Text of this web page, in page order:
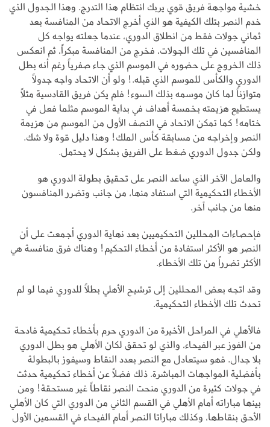
خشية مواجهة فريق قوي يربك انتظام هذا التدرج. وهذا الجدول الذي
خدم النصر بتلك الكيفية هو الذي أخرج الاتحاد من المنافسة بعد
ثماني جولات فقط من انطلاق الدوري، عندما جعلته يواجه كل
المنافسين في تلك الجولات، فخرج من المنافسة مبكراً، ثم انعكس
ذلك الخروج على حضوره في الموسم الذي جاء صفرياً رغم أنه بطل
الدوري والكأس للموسم الذي قبله.! ولو أن الاتحاد واجه جدولاً
متوازناً لما كان موسمه بذلك السوء! فلم يكن فريق القادسية مثلاً
يستطيع هزيمته بخمسة أهداف في بداية الموسم مثلما فعل في
ختامه! كما تمكن الاتحاد في النصف الأول من الموسم من هزيمة
النصر وإخراجه من مسابقة كأس الملك! وهذا دليل قوة ولا شك.
ولكن جدول الدوري ضغط على الفريق بشكل لا يحتمل.
والعامل الآخر الذي ساعد النصر على تحقيق بطولة الدوري هو
الأخطاء التحكيمية التي استفاد منها، من جانب وتضرر المنافسون
منها من جانب آخر.
فإحصاءات المحللين التحكيميين بعد نهاية الدوري أجمعت على أن
النصر هو الأكثر استفادة من أخطاء التحكيم! وهناك فرق منافسة هي
الأكثر تضرراً من تلك الأخطاء.
وقد اتجه بعض المحللين إلى ترشيح الأهلي بطلاً للدوري فيما لو لم
تحدث تلك الأخطاء التحكيمية.
فالأهلي في المراحل الأخيرة من الدوري حرم بأخطاء تحكيمية فادحة
من الفوز عبر الفيحاء، والذي لو تحقق لكان الأهلي هو بطل الدوري
بلا جدال. فهو سيتعادل مع النصر بعدد النقاط وسيفوز بالبطولة
بأفضلية المواجهات المباشرة. ذلك فضلاً عن أخطاء تحكيمية حدثت
في جولات كثيرة من الدوري منحت النصر نقاطاً غير مستحقة! ومن
بينها مباراته أمام الأهلي في القسم الثاني من الدوري التي كان الأهلي
الأحق بنقاطها، وكذلك مباراتا النصر أمام الفيحاء في القسمين الأول